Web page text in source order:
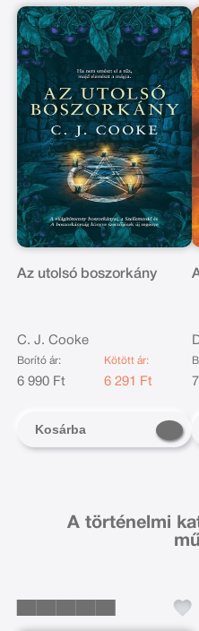
Az utolsó boszorkány
C. J. Cooke
Borító ár:
6 990 Ft
Kötött ár:
6 291 Ft
Kosárba
A történelmi